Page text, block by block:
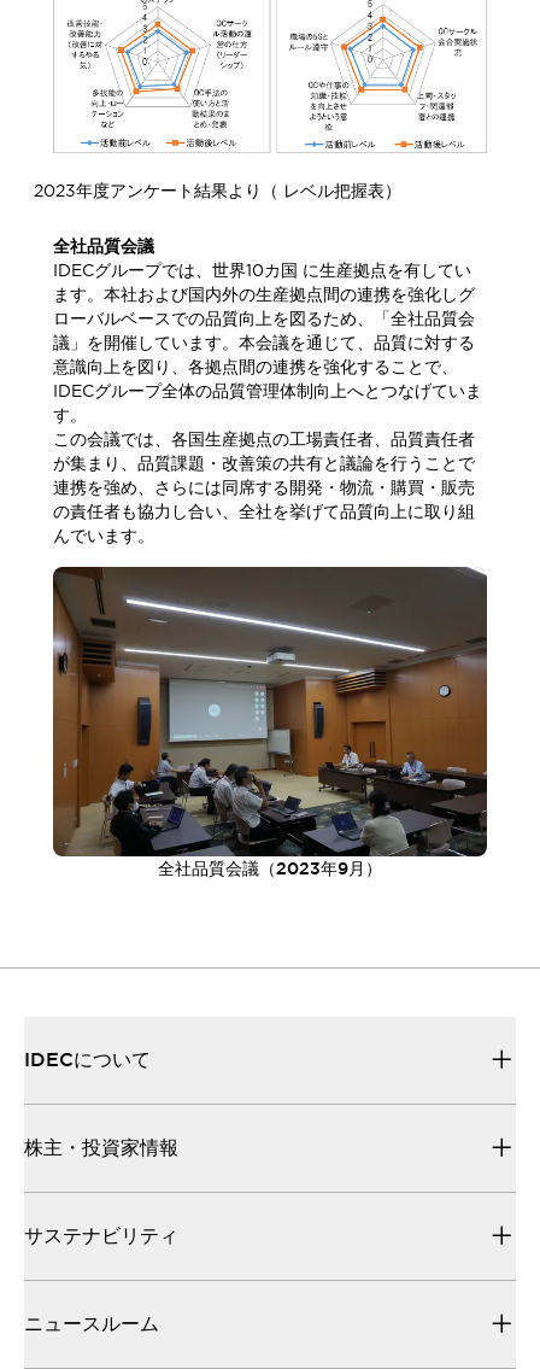
2023年度アンケート結果より（ レベル把握表）
全社品質会議
IDECグループでは、世界10カ国 に生産拠点を有してい
ます。本社および国内外の生産拠点間の連携を強化しグ
ローバルベースでの品質向上を図るため、「全社品質会
議」を開催しています。本会議を通じて、品質に対する
意識向上を図り、各拠点間の連携を強化することで、
IDECグループ全体の品質管理体制向上へとつなげていま
す。
この会議では、各国生産拠点の工場責任者、品質責任者
が集まり、品質課題・改善策の共有と議論を行うことで
連携を強め、さらには同席する開発・物流・購買・販売
の責任者も協力し合い、全社を挙げて品質向上に取り組
んでいます。
全社品質会議（2023年9月）
IDECについて
株主・投資家情報
サステナビリティ
ニュースルーム